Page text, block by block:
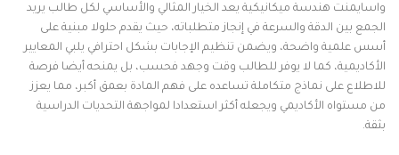
واسايمنت هندسة ميكانيكية يعد الخيار المثالي والأساسي لكل طالب يريد
الجمع بين الدقة والسرعة في إنجاز متطلباته، حيث يقدم حلولا مبنية على
أسس علمية واضحة، ويضمن تنظيم الإجابات بشكل احترافي يلبي المعايير
الأكاديمية، كما لا يوفر للطالب وقت وجهد فحسب، بل يمنحه أيضا فرصة
للاطلاع على نماذج متكاملة تساعده على فهم المادة بعمق أكبر، مما يعزز
من مستواه الأكاديمي ويجعله أكثر استعدادا لمواجهة التحديات الدراسية
بثقة.